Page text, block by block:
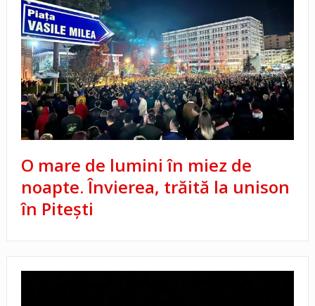
O mare de lumini în miez de
noapte. Învierea, trăită la unison
în Pitești